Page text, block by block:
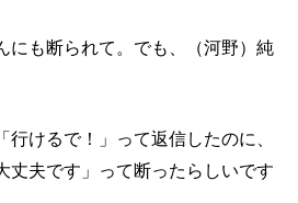
にも断られて。でも、（河野）純
けるで！」って返信したのに、
丈夫です」って断ったらしいです